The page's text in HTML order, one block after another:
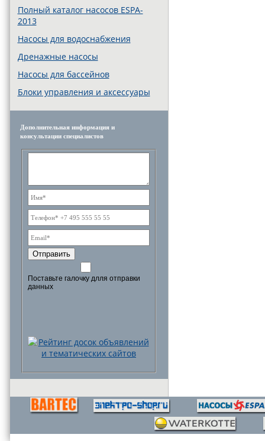
Полный каталог насосов ESPA-
2013
Насосы для водоснабжения
Дренажные насосы
Насосы для бассейнов
Блоки управления и аксессуары
Дополнительная информация и
консультации специалистов
Отправить
Поставьте галочку длля отправки
данных